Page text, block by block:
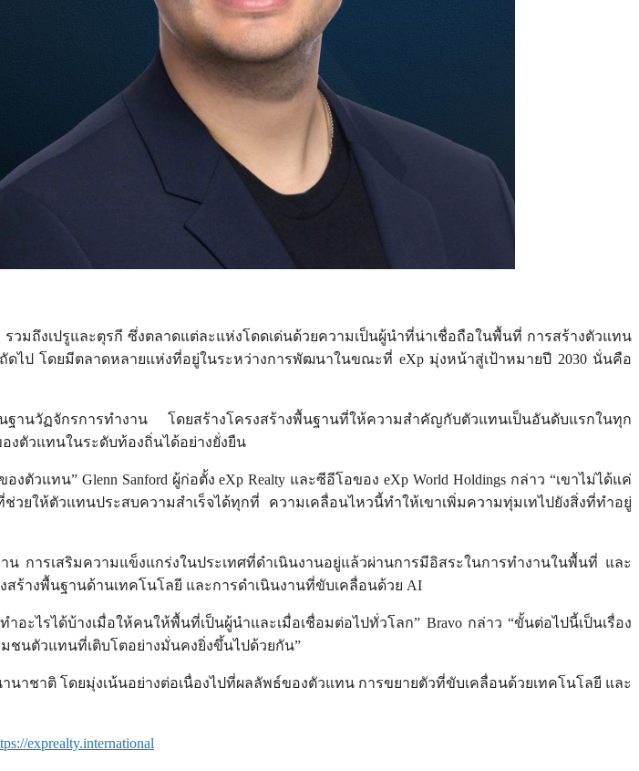
มถึงเปรูและตุรกี ซึ่งตลาดแต่ละแห่งโดดเด่นด้วยความเป็นผู้นำที่น่าเชื่อถือในพื้นที่ การสร้างตัวแทน
ไป โดยมีตลาดหลายแห่งที่อยู่ในระหว่างการพัฒนาในขณะที่ eXp มุ่งหน้าสู่เป้าหมายปี 2030 นั่นคือ
นวัฏจักรการทำงาน โดยสร้างโครงสร้างพื้นฐานที่ให้ความสำคัญกับตัวแทนเป็นอันดับแรกในทุก
งตัวแทนในระดับท้องถิ่นได้อย่างยั่งยืน
วแทน” Glenn Sanford ผู้ก่อตั้ง eXp Realty และซีอีโอของ eXp World Holdings กล่าว “เขาไม่ได้แค่
วยให้ตัวแทนประสบความสำเร็จได้ทุกที่ ความเคลื่อนไหวนี้ทำให้เขาเพิ่มความทุ่มเทไปยังสิ่งที่ทำอยู่
การเสริมความแข็งแกร่งในประเทศที่ดำเนินงานอยู่แล้วผ่านการมีอิสระในการทำงานในพื้นที่ และ
ร้างพื้นฐานด้านเทคโนโลยี และการดำเนินงานที่ขับเคลื่อนด้วย AI
อะไรได้บ้างเมื่อให้คนให้พื้นที่เป็นผู้นำและเมื่อเชื่อมต่อไปทั่วโลก” Bravo กล่าว “ขั้นต่อไปนี้เป็นเรื่อง
ชนตัวแทนที่เติบโตอย่างมั่นคงยิ่งขึ้นไปด้วยกัน”
นาชาติ โดยมุ่งเน้นอย่างต่อเนื่องไปที่ผลลัพธ์ของตัวแทน การขยายตัวที่ขับเคลื่อนด้วยเทคโนโลยี และ
exprealty.international